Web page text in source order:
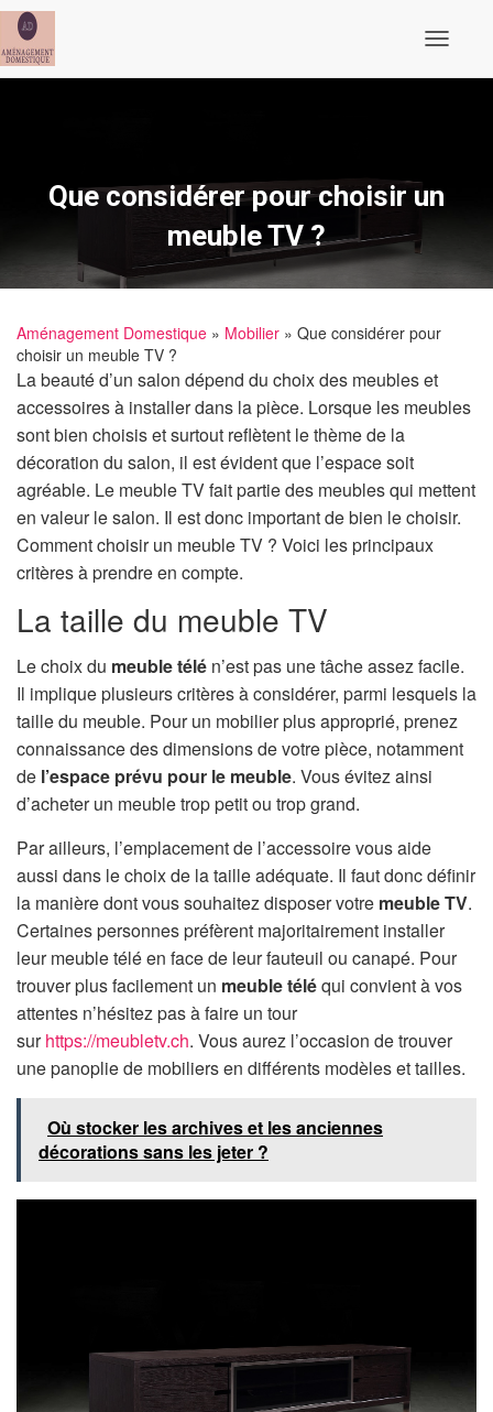
Que considérer pour choisir un
meuble TV ?
Aménagement Domestique » Mobilier » Que considérer pour
choisir un meuble TV ?
La beauté d’un salon dépend du choix des meubles et
accessoires à installer dans la pièce. Lorsque les meubles
sont bien choisis et surtout reflètent le thème de la
décoration du salon, il est évident que l’espace soit
agréable. Le meuble TV fait partie des meubles qui mettent
en valeur le salon. Il est donc important de bien le choisir.
Comment choisir un meuble TV ? Voici les principaux
critères à prendre en compte.
La taille du meuble TV
Le choix du meuble télé n’est pas une tâche assez facile.
Il implique plusieurs critères à considérer, parmi lesquels la
taille du meuble. Pour un mobilier plus approprié, prenez
connaissance des dimensions de votre pièce, notamment
de l’espace prévu pour le meuble. Vous évitez ainsi
d’acheter un meuble trop petit ou trop grand.
Par ailleurs, l’emplacement de l’accessoire vous aide
aussi dans le choix de la taille adéquate. Il faut donc définir
la manière dont vous souhaitez disposer votre meuble TV.
Certaines personnes préfèrent majoritairement installer
leur meuble télé en face de leur fauteuil ou canapé. Pour
trouver plus facilement un meuble téléqui convient à vos
attentes n’hésitez pas à faire un tour
surhttps://meubletv.ch. Vous aurez l’occasion de trouver
une panoplie de mobiliers en différents modèles et tailles.
Où stocker les archives et les anciennes
décorations sans les jeter ?